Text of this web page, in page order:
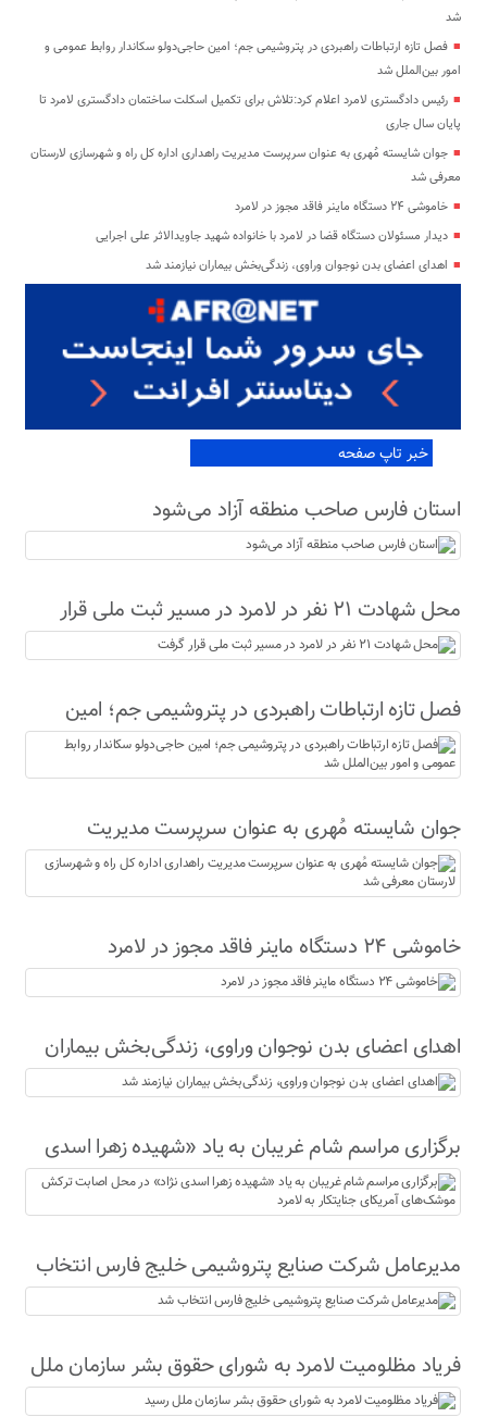
شد
فصل تازه ارتباطات راهبردی در پتروشیمی جم؛ امین حاجی‌دولو سکاندار روابط عمومی و
امور بین‌الملل شد
رئیس دادگستری لامرد اعلام کرد:تلاش برای تکمیل اسکلت ساختمان دادگستری لامرد تا
پایان سال جاری
جوان شایسته مُهری به عنوان سرپرست مدیریت راهداری اداره کل راه و شهرسازی لارستان
معرفی شد
خاموشی ۲۴ دستگاه ماینر فاقد مجوز در لامرد
دیدار مسئولان دستگاه قضا در لامرد با خانواده شهید جاویدالاثر علی اجرایی
اهدای اعضای بدن نوجوان وراوی، زندگی‌بخش بیماران نیازمند شد
خبر تاپ صفحه
استان فارس صاحب منطقه آزاد می‌شود
محل شهادت ۲۱ نفر در لامرد در مسیر ثبت ملی قرار
گرفت
فصل تازه ارتباطات راهبردی در پتروشیمی جم؛ امین
حاجی‌دولو سکاندار روابط عمومی و امور بین‌الملل شد
جوان شایسته مُهری به عنوان سرپرست مدیریت
راهداری اداره کل راه و شهرسازی لارستان معرفی شد
خاموشی ۲۴ دستگاه ماینر فاقد مجوز در لامرد
اهدای اعضای بدن نوجوان وراوی، زندگی‌بخش بیماران
نیازمند شد
برگزاری مراسم شام غریبان به یاد «شهیده زهرا اسدی
نژاد» در محل اصابت ترکش موشک‌های آمریکای
جنایتکار به لامرد
مدیرعامل شرکت صنایع پتروشیمی خلیج فارس انتخاب
شد
فریاد مظلومیت لامرد به شورای حقوق بشر سازمان ملل
رسید